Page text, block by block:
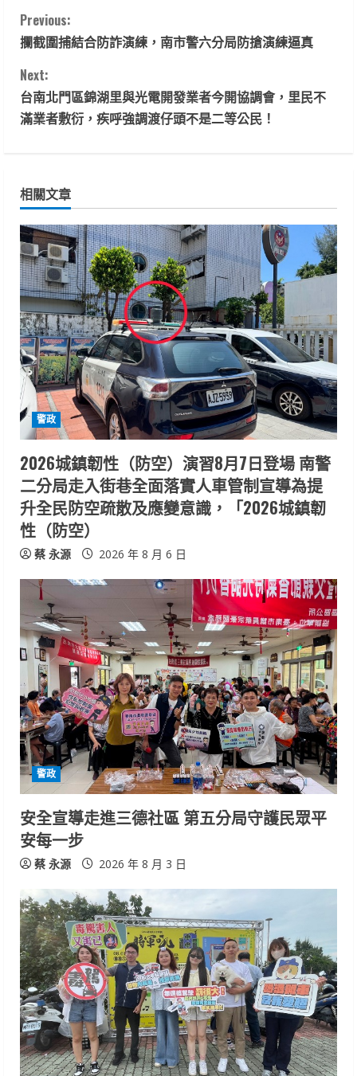
C
o
n
t
n
u
e
R
e
a
d
i
n
g
Previous:
攔截圍捕結合防詐演練，南市警六分局防搶演練逼真
Next:
台南北門區錦湖里與光電開發業者今開協調會，里民不
滿業者敷衍，疾呼強調渡仔頭不是二等公民！
相關文章
警政
2026城鎮韌性（防空）演習8月7日登場 南警
二分局走入街巷全面落實人車管制宣導為提
升全民防空疏散及應變意識，「2026城鎮韌
性（防空）
蔡 永源 2026 年 8 月 6 日
警政
安全宣導走進三德社區 第五分局守護民眾平
安每一步
蔡 永源 2026 年 8 月 3 日